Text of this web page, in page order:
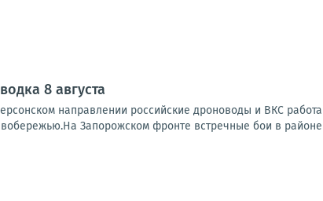
8 августа
направлении российские дроноводы и ВКС
Запорожском фронте встречные бои в районе